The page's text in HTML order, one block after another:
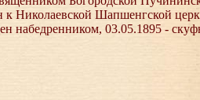
к Николаевской Шапшенгской
набедренником, 03.05.1895 -